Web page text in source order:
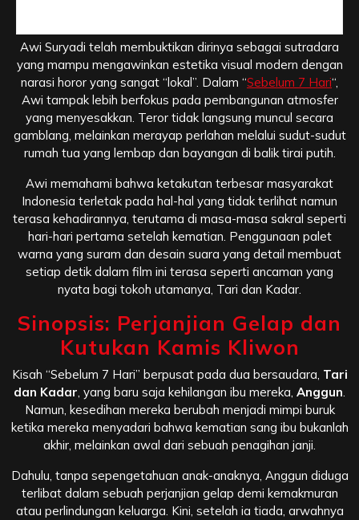
Awi Suryadi telah membuktikan dirinya sebagai sutradara
yang mampu mengawinkan estetika visual modern dengan
narasi horor yang sangat “lokal”. Dalam “Sebelum 7 Hari“,
Awi tampak lebih berfokus pada pembangunan atmosfer
yang menyesakkan. Teror tidak langsung muncul secara
gamblang, melainkan merayap perlahan melalui sudut-sudut
rumah tua yang lembap dan bayangan di balik tirai putih.
Awi memahami bahwa ketakutan terbesar masyarakat
Indonesia terletak pada hal-hal yang tidak terlihat namun
terasa kehadirannya, terutama di masa-masa sakral seperti
hari-hari pertama setelah kematian. Penggunaan palet
warna yang suram dan desain suara yang detail membuat
setiap detik dalam film ini terasa seperti ancaman yang
nyata bagi tokoh utamanya, Tari dan Kadar.
Sinopsis: Perjanjian Gelap dan
Kutukan Kamis Kliwon
Kisah “Sebelum 7 Hari” berpusat pada dua bersaudara, Tari
dan Kadar, yang baru saja kehilangan ibu mereka, Anggun.
Namun, kesedihan mereka berubah menjadi mimpi buruk
ketika mereka menyadari bahwa kematian sang ibu bukanlah
akhir, melainkan awal dari sebuah penagihan janji.
Dahulu, tanpa sepengetahuan anak-anaknya, Anggun diduga
terlibat dalam sebuah perjanjian gelap demi kemakmuran
atau perlindungan keluarga. Kini, setelah ia tiada, arwahnya